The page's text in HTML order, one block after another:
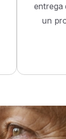
entrega
un